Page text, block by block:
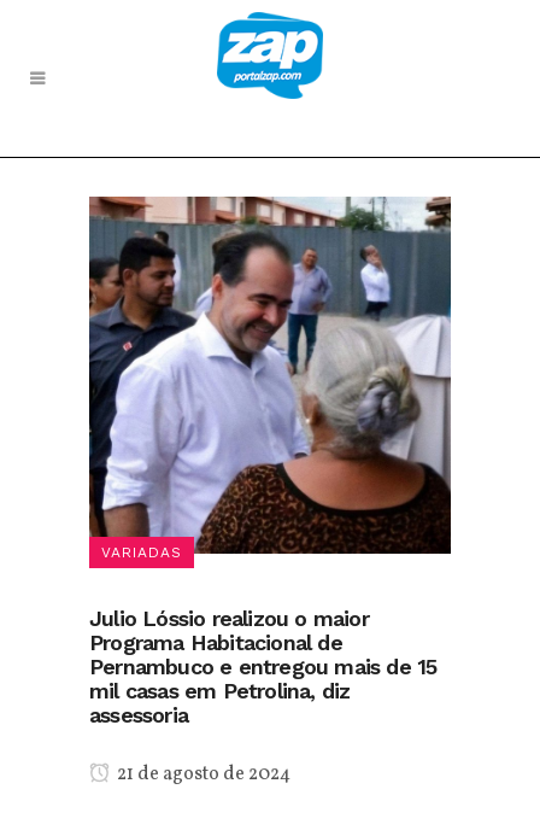
VARIADAS
Julio Lóssio realizou o maior
Programa Habitacional de
Pernambuco e entregou mais de 15
mil casas em Petrolina, diz
assessoria
21 de agosto de 2024